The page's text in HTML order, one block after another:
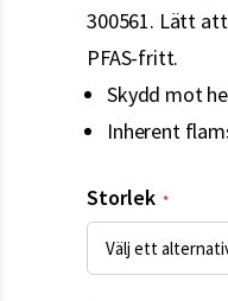
300561. Lätt
PFAS-fritt.
Skydd mot
Inherent
Storlek